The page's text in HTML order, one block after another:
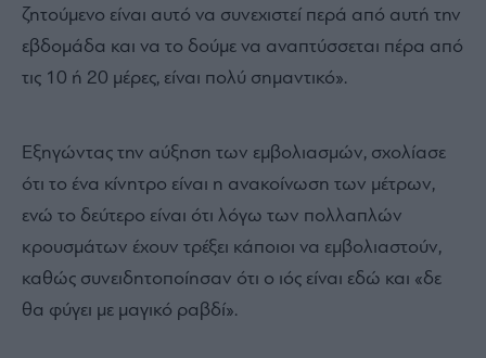
ζητούμενο είναι αυτό να συνεχιστεί περά από αυτή την
εβδομάδα και να το δούμε να αναπτύσσεται πέρα από
τις 10 ή 20 μέρες, είναι πολύ σημαντικό».
Εξηγώντας την αύξηση των εμβολιασμών, σχολίασε
ότι το ένα κίνητρο είναι η ανακοίνωση των μέτρων,
ενώ το δεύτερο είναι ότι λόγω των πολλαπλών
κρουσμάτων έχουν τρέξει κάποιοι να εμβολιαστούν,
καθώς συνειδητοποίησαν ότι ο ιός είναι εδώ και «δε
θα φύγει με μαγικό ραβδί».